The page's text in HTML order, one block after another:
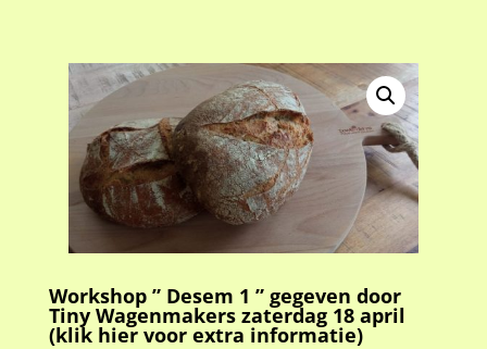
Workshop ” Desem 1 ” gegeven door
Tiny Wagenmakers zaterdag 18 april
(klik hier voor extra informatie)